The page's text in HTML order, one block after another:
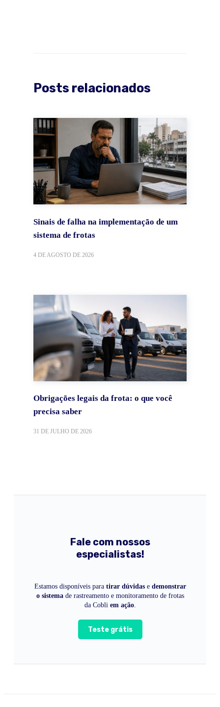
Posts relacionados
Sinais de falha na implementação de um
sistema de frotas
4 DE AGOSTO DE 2026
Obrigações legais da frota: o que você
precisa saber
31 DE JULHO DE 2026
Fale com nossos
especialistas!
Estamos disponíveis para tirar dúvidase demonstrar
o sistemade rastreamento e monitoramento de frotas
da Cobli em ação.
Teste grátis